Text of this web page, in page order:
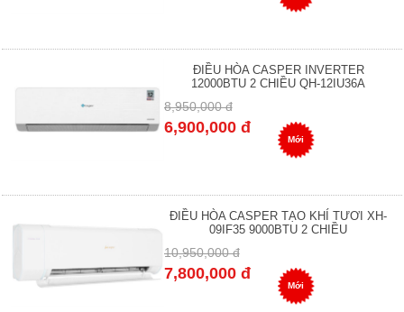
ĐIỀU HÒA CASPER INVERTER
12000BTU 2 CHIỀU QH-12IU36A
8,950,000 đ
6,900,000 đ
Mới
ĐIỀU HÒA CASPER TẠO KHÍ TƯƠI XH-
09IF35 9000BTU 2 CHIỀU
10,950,000 đ
7,800,000 đ
Mới